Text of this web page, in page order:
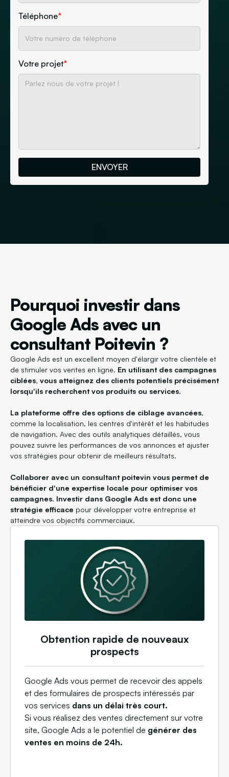
Téléphone*
Votre projet*
Pourquoi investir dans
Google Ads avec un
consultant Poitevin ?
Google Ads est un excellent moyen d'élargir votre clientèle et
de stimuler vos ventes en ligne. En utilisant des campagnes
ciblées, vous atteignez des clients potentiels précisément
lorsqu'ils recherchent vos produits ou services.
La plateforme offre des options de ciblage avancées,
comme la localisation, les centres d'intérêt et les habitudes
de navigation. Avec des outils analytiques détaillés, vous
pouvez suivre les performances de vos annonces et ajuster
vos stratégies pour obtenir de meilleurs résultats.
Collaborer avec un consultant poitevin vous permet de
bénéficier d'une expertise locale pour optimiser vos
campagnes. Investir dans Google Ads est donc une
stratégie efficace pour développer votre entreprise et
atteindre vos objectifs commerciaux.
Obtention rapide de nouveaux
prospects
Google Ads vous permet de recevoir des appels
et des formulaires de prospects intéressés par
vos services dans un délai très court.
Si vous réalisez des ventes directement sur votre
site, Google Ads a le potentiel de générer des
ventes en moins de 24h.